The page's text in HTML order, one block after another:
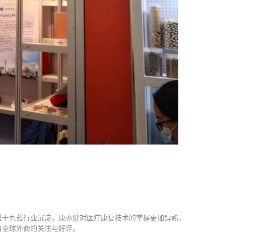
九载行业沉淀，康亦健对医疗康复技术的掌握更加醇熟，
球外商的关注与好评。